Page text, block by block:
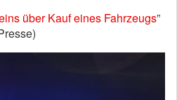
über Kauf eines Fahrzeugs”